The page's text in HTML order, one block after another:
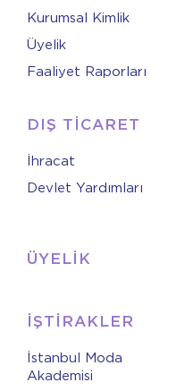
Kurumsal Kimlik
Üyelik
Faaliyet Raporları
DIŞ TİCARET
İhracat
Devlet Yardımları
ÜYELİK
İŞTİRAKLER
İstanbul Moda
Akademisi